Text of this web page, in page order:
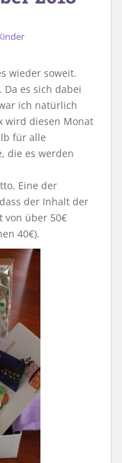
wieder soweit.
es sich dabei
ich natürlich
wird diesen Monat
für alle
die es werden
Eine der
der Inhalt der
von über 50€
40€).